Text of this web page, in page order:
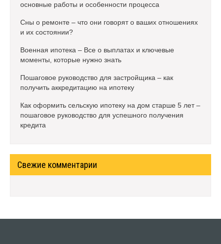
основные работы и особенности процесса
Сны о ремонте – что они говорят о ваших отношениях
и их состоянии?
Военная ипотека – Все о выплатах и ключевые
моменты, которые нужно знать
Пошаговое руководство для застройщика – как
получить аккредитацию на ипотеку
Как оформить сельскую ипотеку на дом старше 5 лет –
пошаговое руководство для успешного получения
кредита
Свежие комментарии